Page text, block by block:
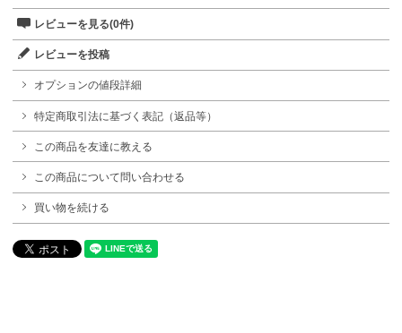
レビューを見る(0件)
レビューを投稿
オプションの値段詳細
特定商取引法に基づく表記（返品等）
この商品を友達に教える
この商品について問い合わせる
買い物を続ける